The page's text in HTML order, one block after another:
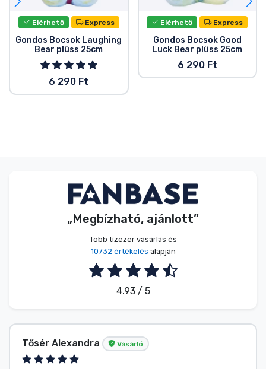
Elérhető Express
Gondos Bocsok Laughing
Bear plüss 25cm
6 290 Ft
Elérhető Express
Gondos Bocsok Good
Luck Bear plüss 25cm
6 290 Ft
„Megbízható, ajánlott”
Több tízezer vásárlás és
10732 értékelés alapján
4.93 / 5
Tősér Alexandra Vásárló